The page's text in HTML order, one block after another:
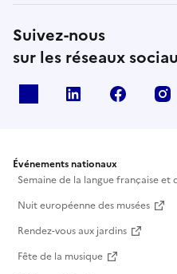
Suivez-nous
sur les réseaux
Linkedin
Événements nationaux
Semaine de la langue française et
Nuit européenne des musées
Rendez-vous aux jardins
Fête de la musique